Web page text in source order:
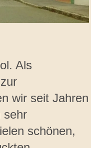
Als
wir seit Jahren
sehr
schönen,